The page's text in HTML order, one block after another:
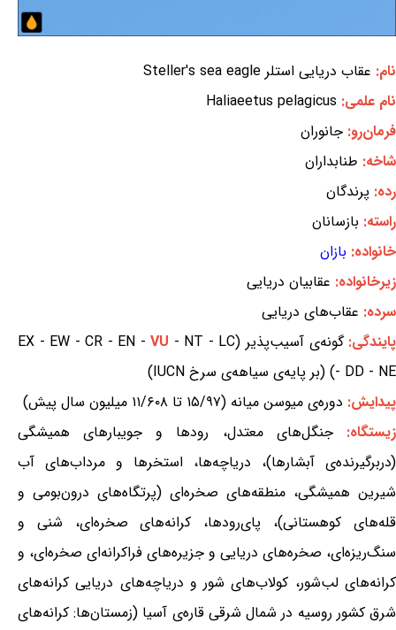
نام: عقاب دریایی استلر Steller's sea eagle
نام علمی: Haliaeetus pelagicus
فرمان‌رو: جانوران
شاخه: طنابداران
رده: پرندگان
راسته: بازسانان
خانواده: بازان
زیرخانواده: عقابیان دریایی
سرده: عقاب‌های دریایی
پایندگی:گونه‌ی آسیب‌پذیر (EX - EW - CR - EN - VU - NT - LC
- DD - NE) (بر پایه‌ی سیاهه‌ی سرخ IUCN)
پیدایش: دوره‌ی میوسن میانه (۱۵/۹۷ تا ۱۱/۶۰۸ میلیون سال پیش)
زیستگاه:جنگل‌های معتدل، رودها و جویبارهای همیشگی
(دربرگیرنده‌ی آبشارها)، دریاچه‌ها، استخرها و مرداب‌های آب
شیرین همیشگی، منطقه‌های صخره‌ای (پرتگاه‌های درون‌بومی و
قله‌های کوهستانی)، پای‌رودها، کرانه‌های صخره‌ای، شنی و
سنگ‌ریزه‌ای، صخره‌های دریایی و جزیره‌های فراکرانه‌ای صخره‌ای، و
کرانه‌های لب‌شور، کولاب‌های شور و دریاچه‌های دریایی کرانه‌های
شرق کشور روسیه در شمال شرقی قاره‌ی آسیا (زمستان‌ها: کرانه‌های